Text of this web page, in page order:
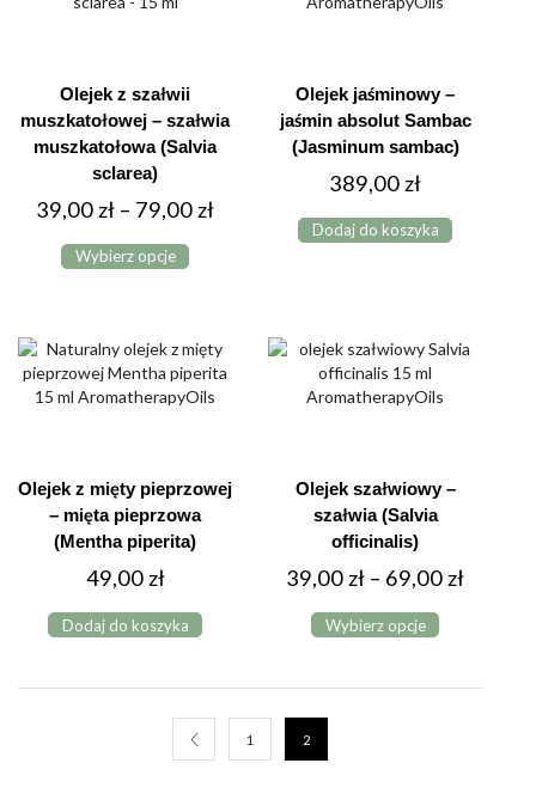
produktu
Olejek z szałwii
muszkatołowej – szałwia
muszkatołowa (Salvia
sclarea)
39,00 zł – 79,00 złZakres
79,00 zł
Wybierz opcje
produkt
wariantów.
Opcje
można
produktu
Olejek jaśminowy –
jaśmin absolut Sambac
(Jasminum sambac)
389,00 zł
Dodaj do koszyka
Olejek z mięty pieprzowej
– mięta pieprzowa
(Mentha piperita)
49,00 zł
Dodaj do koszyka
Olejek szałwiowy –
szałwia (Salvia
officinalis)
39,00 zł – 69,00 złZakres
Wybierz opcje
produkt
1 2